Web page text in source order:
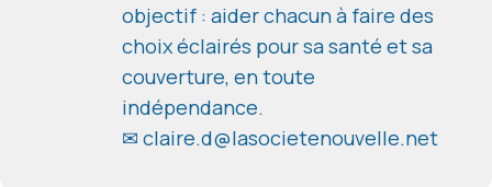
objectif : aider chacun à faire des
choix éclairés pour sa santé et sa
couverture, en toute
indépendance.
✉ claire.d@lasocietenouvelle.net